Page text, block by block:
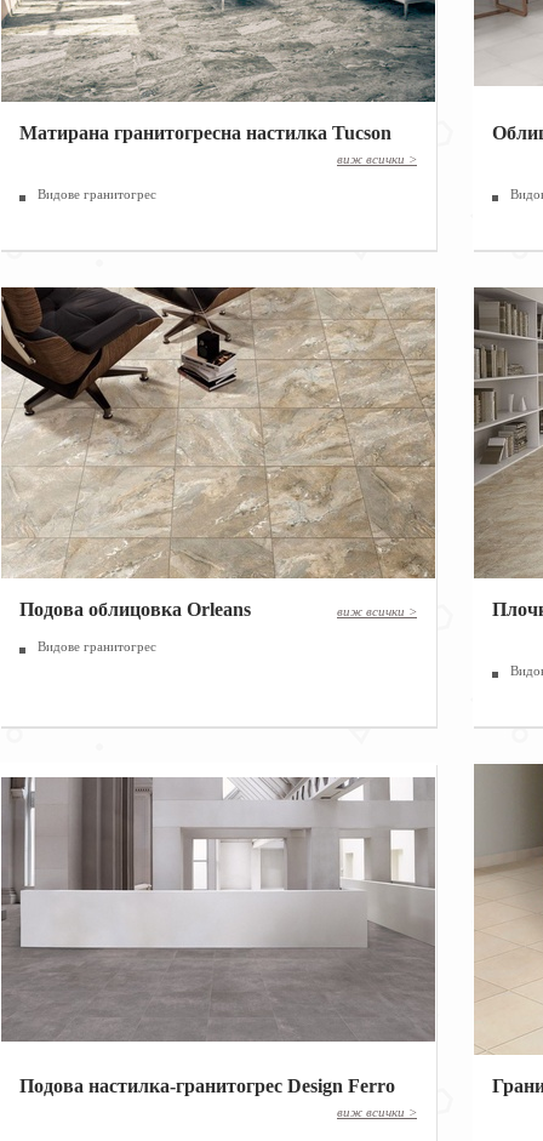
Матирана гранитогресна настилка Tucson
виж всички >
Видове гранитогрес
Подова облицовка Orleans виж всички >
Видове гранитогрес
Подова настилка-гранитогрес Design Ferro
виж всички >